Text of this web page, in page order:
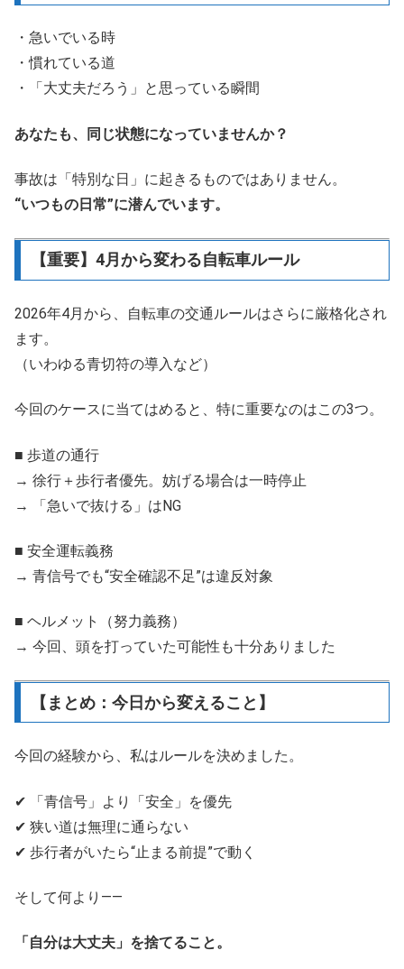
・急いでいる時
・慣れている道
・「大丈夫だろう」と思っている瞬間
あなたも、同じ状態になっていませんか？
事故は「特別な日」に起きるものではありません。
“いつもの日常”に潜んでいます。
【重要】4月から変わる自転車ルール
2026年4月から、自転車の交通ルールはさらに厳格化され
ます。
（いわゆる青切符の導入など）
今回のケースに当てはめると、特に重要なのはこの3つ。
■ 歩道の通行
→ 徐行＋歩行者優先。妨げる場合は一時停止
→ 「急いで抜ける」はNG
■ 安全運転義務
→ 青信号でも“安全確認不足”は違反対象
■ ヘルメット（努力義務）
→ 今回、頭を打っていた可能性も十分ありました
【まとめ：今日から変えること】
今回の経験から、私はルールを決めました。
✔ 「青信号」より「安全」を優先
✔ 狭い道は無理に通らない
✔ 歩行者がいたら“止まる前提”で動く
そして何より――
「自分は大丈夫」を捨てること。